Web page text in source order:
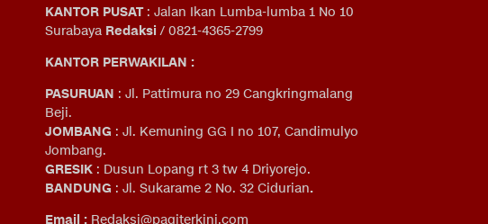
KANTOR PUSAT: Jalan Ikan Lumba-lumba 1 No 10
Surabaya Redaksi / 0821-4365-2799
KANTOR PERWAKILAN :
PASURUAN : Jl. Pattimura no 29 Cangkringmalang
Beji.
JOMBANG : Jl. Kemuning GG I no 107, Candimulyo
Jombang.
GRESIK : Dusun Lopang rt 3 tw 4 Driyorejo.
BANDUNG : Jl. Sukarame 2 No. 32 Cidurian.
Email : Redaksi@pagiterkini.com